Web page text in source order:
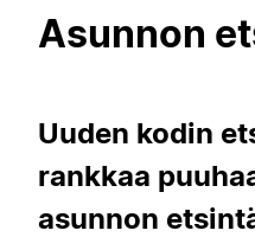
Asunnon
Uuden kodin
rankkaa
asunnon